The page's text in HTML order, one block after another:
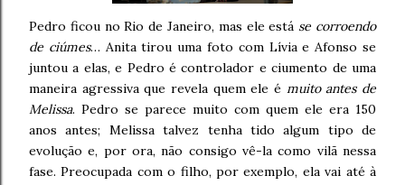
Pedro ficou no Rio de Janeiro, mas ele está se corroendo
de ciúmes… Anita tirou uma foto com Lívia e Afonso se
juntou a elas, e Pedro é controlador e ciumento de uma
maneira agressiva que revela quem ele é muito antes de
Melissa. Pedro se parece muito com quem ele era 150
anos antes; Melissa talvez tenha tido algum tipo de
evolução e, por ora, não consigo vê-la como vilã nessa
fase. Preocupada com o filho, por exemplo, ela vai até à